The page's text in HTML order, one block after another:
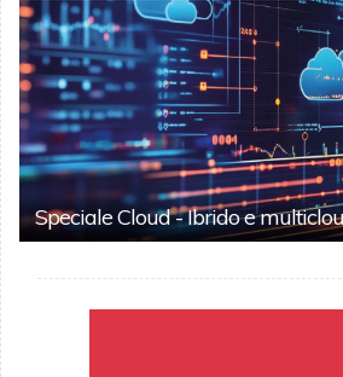
Speciale Cloud - Ibrido e